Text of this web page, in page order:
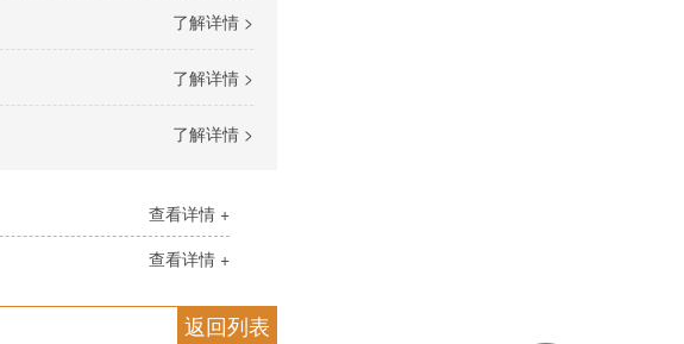
了解详情 >
了解详情 >
了解详情 >
查看详情 +
查看详情 +
返回列表